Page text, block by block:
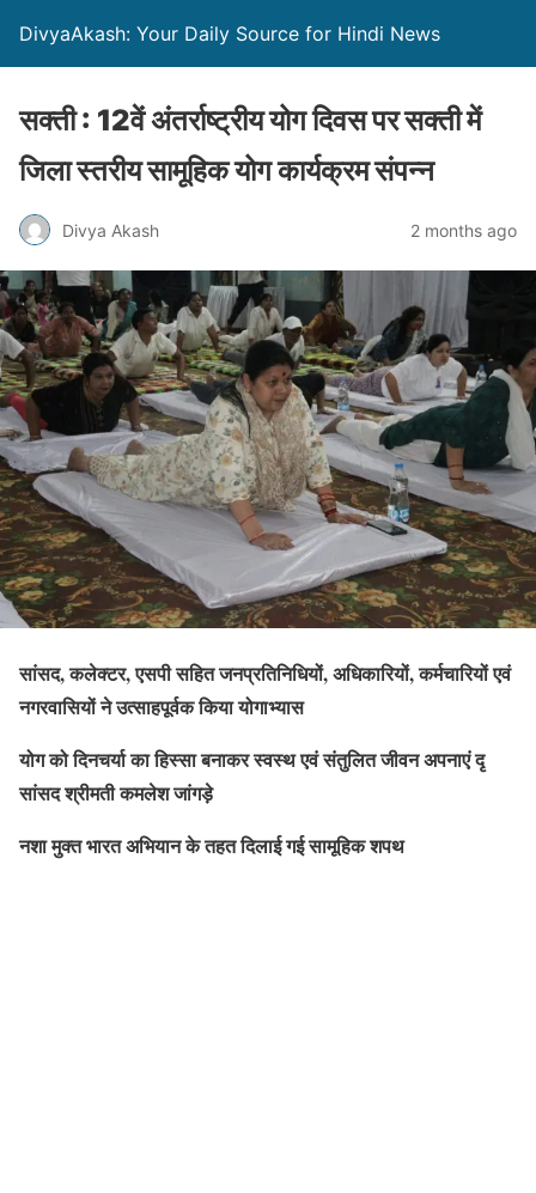
DivyaAkash: Your Daily Source for Hindi News
सक्ती : 12वें अंतर्राष्ट्रीय योग दिवस पर सक्ती में
जिला स्तरीय सामूहिक योग कार्यक्रम संपन्न
Divya Akash 2 months ago
सांसद, कलेक्टर, एसपी सहित जनप्रतिनिधियों, अधिकारियों, कर्मचारियों एवं
नगरवासियों ने उत्साहपूर्वक किया योगाभ्यास
योग को दिनचर्या का हिस्सा बनाकर स्वस्थ एवं संतुलित जीवन अपनाएं दृ
सांसद श्रीमती कमलेश जांगड़े
नशा मुक्त भारत अभियान के तहत दिलाई गई सामूहिक शपथ